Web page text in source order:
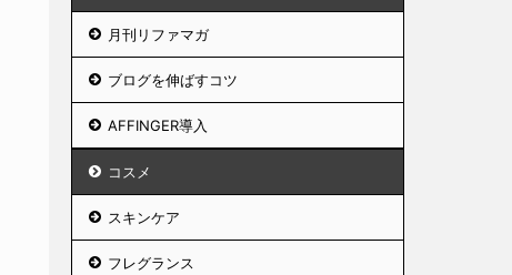
月刊リファマガ
ブログを伸ばすコツ
AFFINGER導入
コスメ
スキンケア
フレグランス